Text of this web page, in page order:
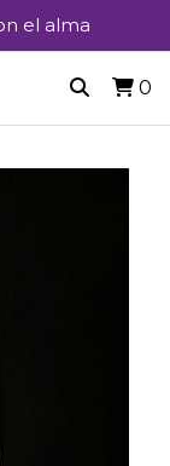
el alma
0